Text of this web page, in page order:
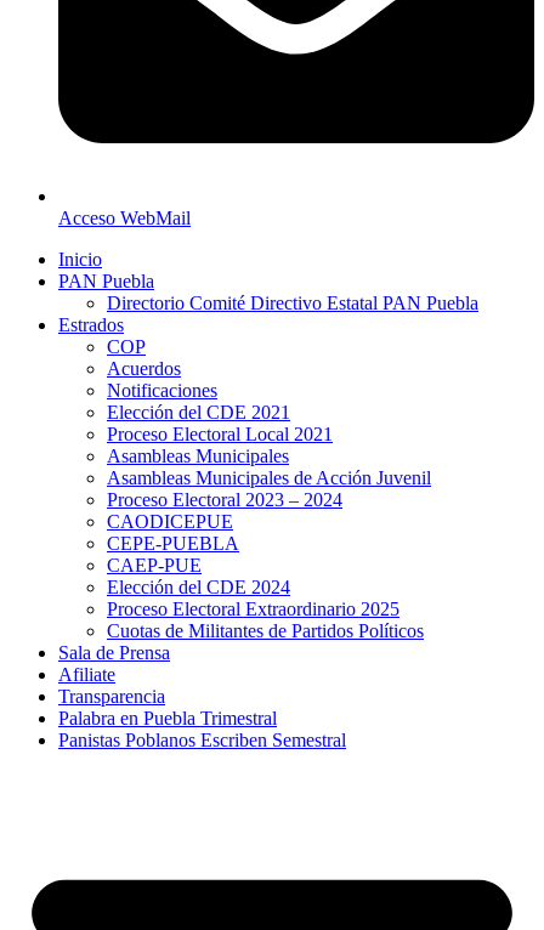
Acceso WebMail
Inicio
PAN Puebla
Directorio Comité Directivo Estatal PAN Puebla
Estrados
COP
Acuerdos
Notificaciones
Elección del CDE 2021
Proceso Electoral Local 2021
Asambleas Municipales
Asambleas Municipales de Acción Juvenil
Proceso Electoral 2023 – 2024
CAODICEPUE
CEPE-PUEBLA
CAEP-PUE
Elección del CDE 2024
Proceso Electoral Extraordinario 2025
Cuotas de Militantes de Partidos Políticos
Sala de Prensa
Afiliate
Transparencia
Palabra en Puebla Trimestral
Panistas Poblanos Escriben Semestral